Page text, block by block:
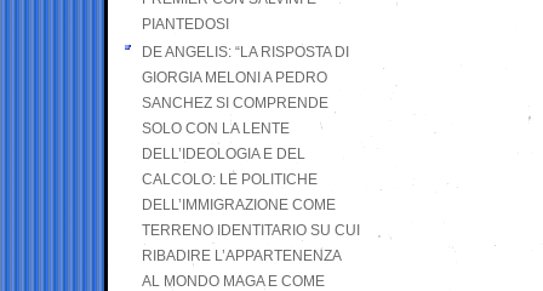
PIANTEDOSI
DE ANGELIS: “LA RISPOSTA DI
GIORGIA MELONI A PEDRO
SANCHEZ SI COMPRENDE
SOLO CON LA LENTE
DELL’IDEOLOGIA E DEL
CALCOLO: LE POLITICHE
DELL’IMMIGRAZIONE COME
TERRENO IDENTITARIO SU CUI
RIBADIRE L’APPARTENENZA
AL MONDO MAGA E COME